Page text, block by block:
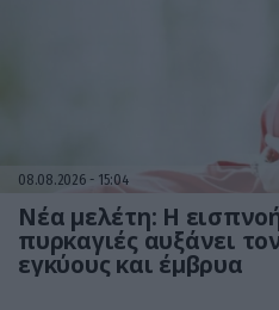
08.08.2026 15:04
Νέα μελέτη: Η
πυρκαγιές αυξάνει
εγκύους και έμβρυα